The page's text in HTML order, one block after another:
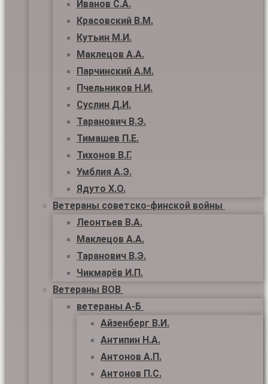
Иванов С.А.
Красовский В.М.
Кутьин М.И.
Маклецов А.А.
Парчинский А.М.
Пчельников Н.И.
Суслин Д.И.
Таранович В.Э.
Тимашев П.Е.
Тихонов В.Г.
Умблия А.Э.
Ядуто Х.О.
Ветераны советско-финской войны
Леонтьев В.А.
Маклецов А.А.
Таранович В.Э.
Чикмарёв И.П.
Ветераны ВОВ
ветераны А-Б
Айзенберг В.И.
Антипин Н.А.
Антонов А.П.
Антонов П.С.